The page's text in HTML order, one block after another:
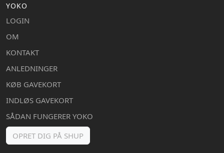
YOKO
LOGIN
OM
KONTAKT
ANLEDNINGER
KØB GAVEKORT
INDLØS GAVEKORT
SÅDAN FUNGERER YOKO
OPRET DIG PÅ SHUP